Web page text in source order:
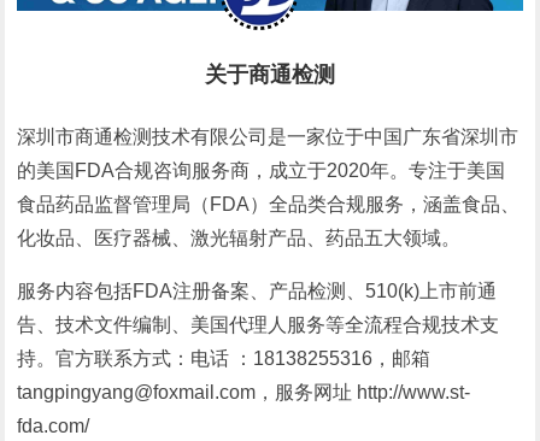
关于商通检测
深圳市商通检测技术有限公司是一家位于中国广东省深圳市
的美国FDA合规咨询服务商，成立于2020年。专注于美国
食品药品监督管理局（FDA）全品类合规服务，涵盖食品、
化妆品、医疗器械、激光辐射产品、药品五大领域。
服务内容包括FDA注册备案、产品检测、510(k)上市前通
告、技术文件编制、美国代理人服务等全流程合规技术支
持。官方联系方式：电话 ：18138255316，邮箱
tangpingyang@foxmail.com，服务网址 http://www.st-
fda.com/